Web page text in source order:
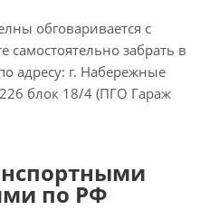
обговаривается с
забрать в
адресу: г. Набережные
блок 18/4 (ПГО Гараж
по РФ